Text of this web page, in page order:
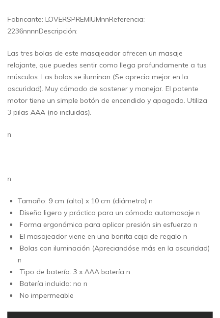
Fabricante: LOVERSPREMIUMnnReferencia:
2236nnnnDescripción:
Las tres bolas de este masajeador ofrecen un masaje
relajante, que puedes sentir como llega profundamente a tus
músculos. Las bolas se iluminan (Se aprecia mejor en la
oscuridad). Muy cómodo de sostener y manejar. El potente
motor tiene un simple botón de encendido y apagado. Utiliza
3 pilas AAA (no incluidas).
n
n
Tamaño: 9 cm (alto) x 10 cm (diámetro) n
Diseño ligero y práctico para un cómodo automasaje n
Forma ergonómica para aplicar presión sin esfuerzo n
El masajeador viene en una bonita caja de regalo n
Bolas con iluminación (Apreciandóse más en la oscuridad)
n
Tipo de batería: 3 x AAA batería n
Batería incluida: no n
No impermeable